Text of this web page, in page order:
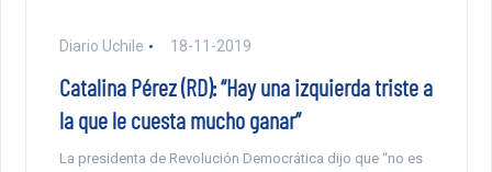
Diario Uchile 18-11-2019
Catalina Pérez (RD): “Hay una izquierda triste a
la que le cuesta mucho ganar”
La presidenta de Revolución Democrática dijo que “no es